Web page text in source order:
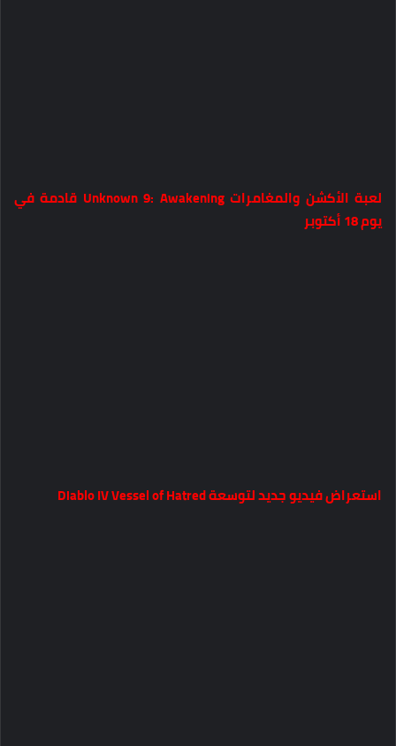
لعبة الأكشن والمغامرات Unknown 9: Awakening قادمة في
يوم 18 أكتوبر
استعراض فيديو جديد لتوسعة Diablo IV Vessel of Hatred